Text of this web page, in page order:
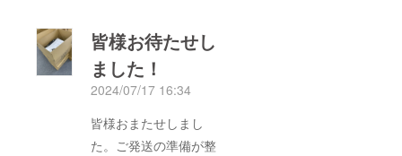
皆様お待たせし
ました！
2024/07/17 16:34
皆様おまたせしまし
た。ご発送の準備が整